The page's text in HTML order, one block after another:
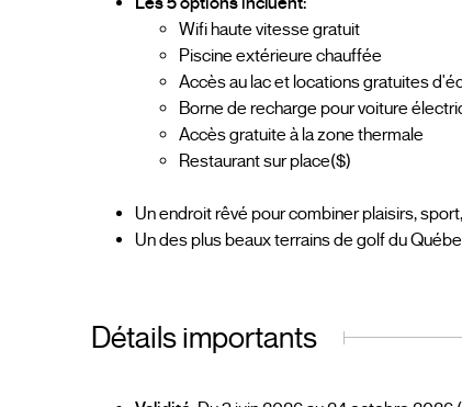
Wifi haute vitesse gratuit
Piscine extérieure chauffée
Accès au lac et locations gratuites
Borne de recharge pour voiture
Accès gratuite à la zone thermale
Restaurant sur place($)
Un endroit rêvé pour combiner plaisirs,
Un des plus beaux terrains de golf du
Détails importants